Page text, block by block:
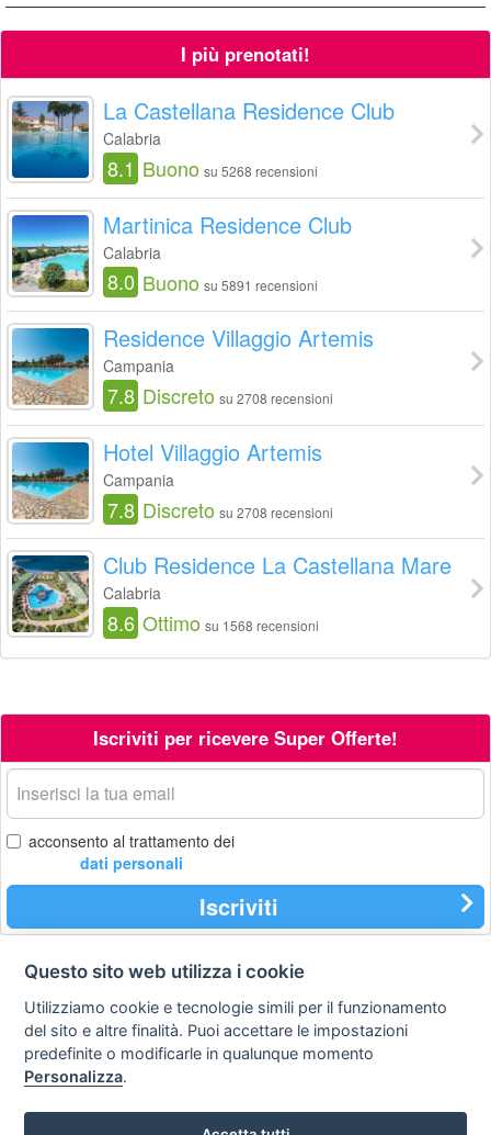
I più prenotati!
La Castellana Residence Club
Calabria
8.1 Buono su 5268 recensioni
Martinica Residence Club
Calabria
8.0 Buono su 5891 recensioni
Residence Villaggio Artemis
Campania
7.8 Discreto su 2708 recensioni
Hotel Villaggio Artemis
Campania
7.8 Discreto su 2708 recensioni
Club Residence La Castellana Mare
Calabria
8.6 Ottimo su 1568 recensioni
Iscriviti per ricevere Super Offerte!
La
tua
email
acconsento al trattamento dei
dati personali
Iscriviti
Contatti
Privacy
policy
legale
Preferenze cookie
STA Sunny Travel Agency
Questo sito web utilizza i cookie
Utilizziamo cookie e tecnologie simili per il funzionamento
del sito e altre finalità. Puoi accettare le impostazioni
predefinite o modificarle in qualunque momento
Personalizza.